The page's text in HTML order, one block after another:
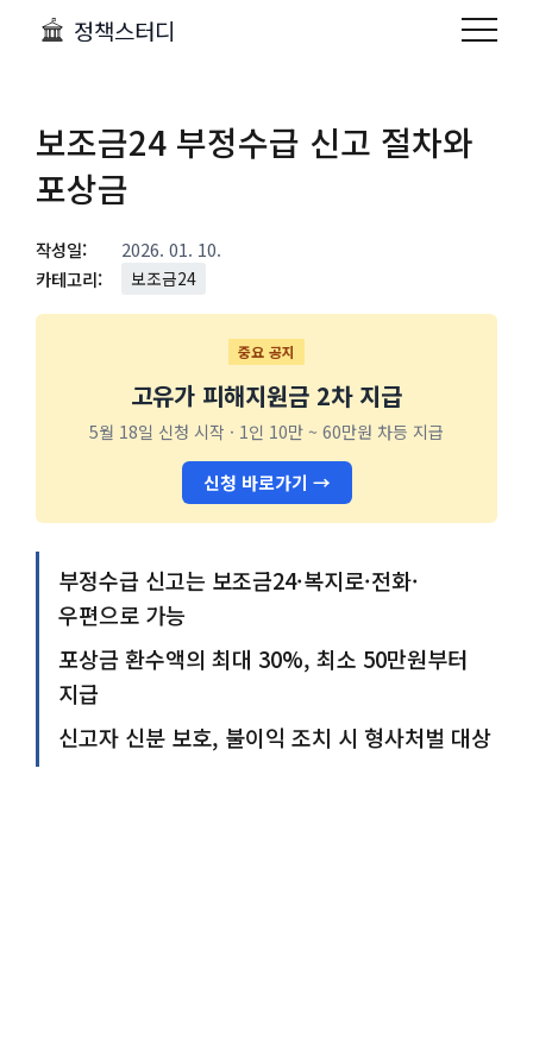
정책스터디
보조금24 부정수급 신고 절차와
포상금
작성일:
2026. 01. 10.
카테고리:
보조금24
중요 공지
고유가 피해지원금 2차 지급
5월 18일 신청 시작 · 1인 10만 ~ 60만원 차등 지급
신청 바로가기 →
부정수급 신고는 보조금24·복지로·전화·
우편으로 가능
포상금 환수액의 최대 30%, 최소 50만원부터
지급
신고자 신분 보호, 불이익 조치 시 형사처벌 대상